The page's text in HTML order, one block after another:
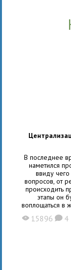
В последнее
наметился
ввиду
вопросов, от
происходить
этапы он
воплощаться в
X 15896 K 4